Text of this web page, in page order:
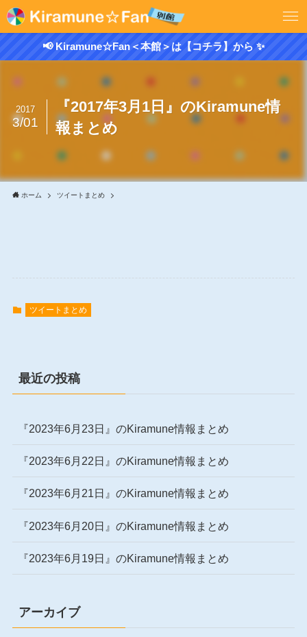
📢 Kiramune☆Fan＜本館＞は【コチラ】から ✨
『2017年3月1日』のKiramune情
報まとめ
2017
3/01
ホーム ツイートまとめ
ツイートまとめ
最近の投稿
『2023年6月23日』のKiramune情報まとめ
『2023年6月22日』のKiramune情報まとめ
『2023年6月21日』のKiramune情報まとめ
『2023年6月20日』のKiramune情報まとめ
『2023年6月19日』のKiramune情報まとめ
アーカイブ